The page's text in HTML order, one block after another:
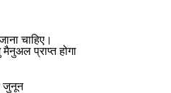
चाहिए।
प्राप्त होगा
जुनून